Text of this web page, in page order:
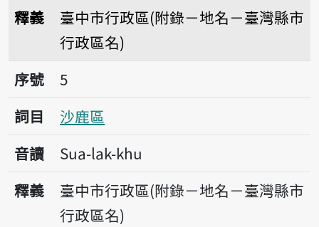
釋義
臺中市行政區(附錄－地名－臺灣縣市
行政區名)
序號5沙鹿區
序號
5
詞目
沙鹿區
音讀
Sua-lak-khu
釋義
臺中市行政區(附錄－地名－臺灣縣市
行政區名)